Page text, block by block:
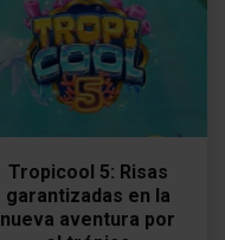
Tropicool 5: Risas
garantizadas en la
nueva aventura por